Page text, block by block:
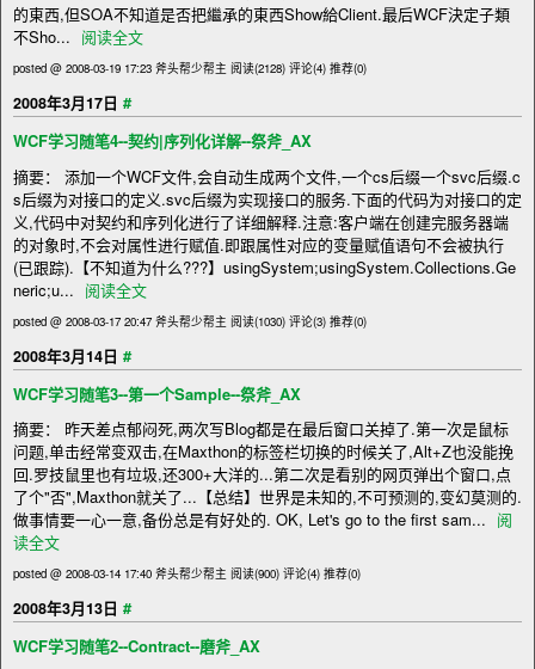
的東西,但SOA不知道是否把繼承的東西Show給Client.最后WCF決定子類
不Sho... 阅读全文
posted @ 2008-03-19 17:23 斧头帮少帮主 阅读(2128) 评论(4) 推荐(0)
2008年3月17日 #
WCF学习随笔4--契约|序列化详解--祭斧_AX
摘要： 添加一个WCF文件,会自动生成两个文件,一个cs后缀一个svc后缀.c
s后缀为对接口的定义.svc后缀为实现接口的服务.下面的代码为对接口的定
义,代码中对契约和序列化进行了详细解释.注意:客户端在创建完服务器端
的对象时,不会对属性进行赋值.即跟属性对应的变量赋值语句不会被执行
(已跟踪).【不知道为什么???】usingSystem;usingSystem.Collections.Ge
neric;u... 阅读全文
posted @ 2008-03-17 20:47 斧头帮少帮主 阅读(1030) 评论(3) 推荐(0)
2008年3月14日 #
WCF学习随笔3--第一个Sample--祭斧_AX
摘要： 昨天差点郁闷死,两次写Blog都是在最后窗口关掉了.第一次是鼠标
问题,单击经常变双击,在Maxthon的标签栏切换的时候关了,Alt+Z也没能挽
回.罗技鼠里也有垃圾,还300+大洋的...第二次是看别的网页弹出个窗口,点
了个"否",Maxthon就关了...【总结】世界是未知的,不可预测的,变幻莫测的.
做事情要一心一意,备份总是有好处的. OK, Let's go to the first sam... 阅
读全文
posted @ 2008-03-14 17:40 斧头帮少帮主 阅读(900) 评论(4) 推荐(0)
2008年3月13日 #
WCF学习随笔2--Contract--磨斧_AX